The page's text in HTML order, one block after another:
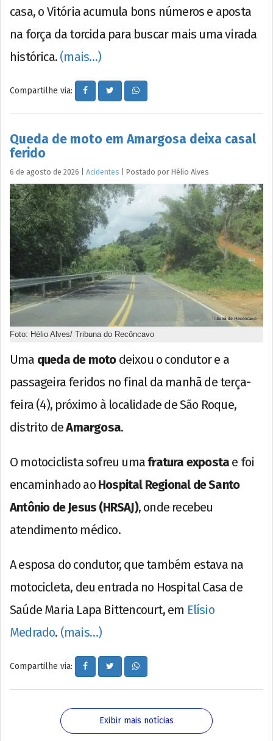
casa, o Vitória acumula bons números e aposta
na força da torcida para buscar mais uma virada
histórica. (mais…)
Compartilhe via:
Queda de moto em Amargosa deixa casal
ferido
6 de agosto de 2026 Acidentes Postado por Hélio Alves
Foto: Hélio Alves/ Tribuna do Recôncavo
Uma queda de motodeixou o condutor e a
passageira feridos no final da manhã de terça-
feira (4), próximo à localidade de São Roque,
distrito deAmargosa.
O motociclista sofreu umafratura exposta e foi
encaminhado ao Hospital Regional de Santo
Antônio de Jesus (HRSAJ), onde recebeu
atendimento médico.
A esposa do condutor, que também estava na
motocicleta, deu entrada no Hospital Casa de
Saúde Maria Lapa Bittencourt, em Elísio
Medrado. (mais…)
Compartilhe via:
Exibir mais notícias